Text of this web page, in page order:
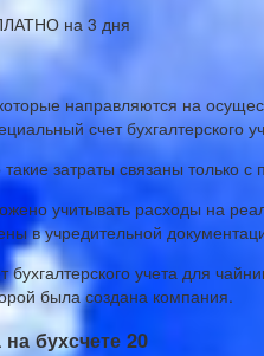
на 3 дня
направляются на
счет бухгалтерского
такие затраты связаны только
учитывать расходы на
в учредительной
учета для
была создана компания.
бухсчете 20